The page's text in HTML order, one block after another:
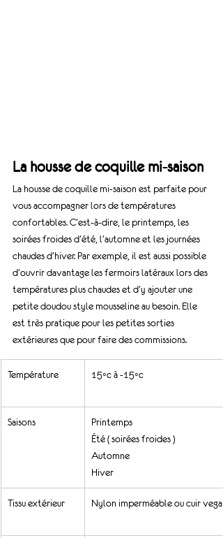
La housse de coquille mi-saison
La housse de coquille mi-saison est parfaite pour
vous accompagner lors de températures
confortables. C’est-à-dire, le printemps, les
soirées froides d’été, l’automne et les journées
chaudes d’hiver. Par exemple, il est aussi possible
d’ouvrir davantage les fermoirs latéraux lors des
températures plus chaudes et d’y ajouter une
petite doudou style mousseline au besoin. Elle
est très pratique pour les petites sorties
extérieures que pour faire des commissions.
Température 15◦c à -15◦c
Saisons
Printemps
Été ( soirées froides )
Automne
Hiver
Tissu extérieur Nylon imperméable ou cuir vegan